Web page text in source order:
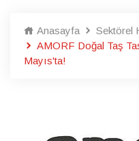
Anasayfa
Sektörel
AMORF Doğal Taş
Mayıs'ta!